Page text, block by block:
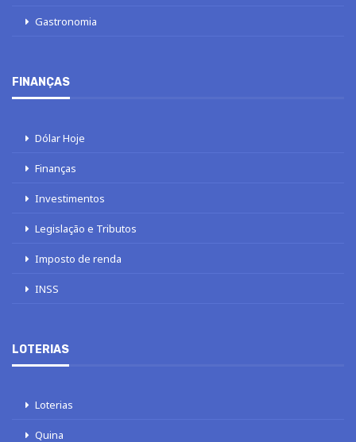
Gastronomia
FINANÇAS
Dólar Hoje
Finanças
Investimentos
Legislação e Tributos
Imposto de renda
INSS
LOTERIAS
Loterias
Quina